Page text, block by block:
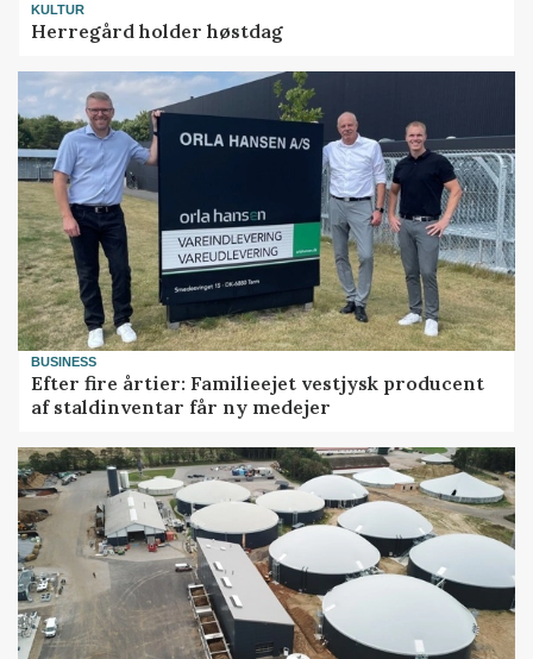
KULTUR
Herregård holder høstdag
BUSINESS
Efter fire årtier: Familieejet vestjysk producent
af staldinventar får ny medejer